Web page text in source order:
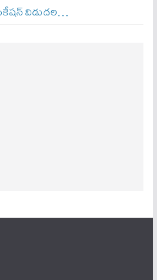
విడుదల…